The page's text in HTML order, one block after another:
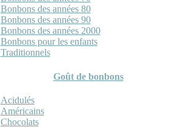
Bonbons des années 80
Bonbons des années 90
Bonbons des années 2000
Bonbons pour les enfants
Traditionnels
Goût de bonbons
Acidulés
Américains
Chocolats